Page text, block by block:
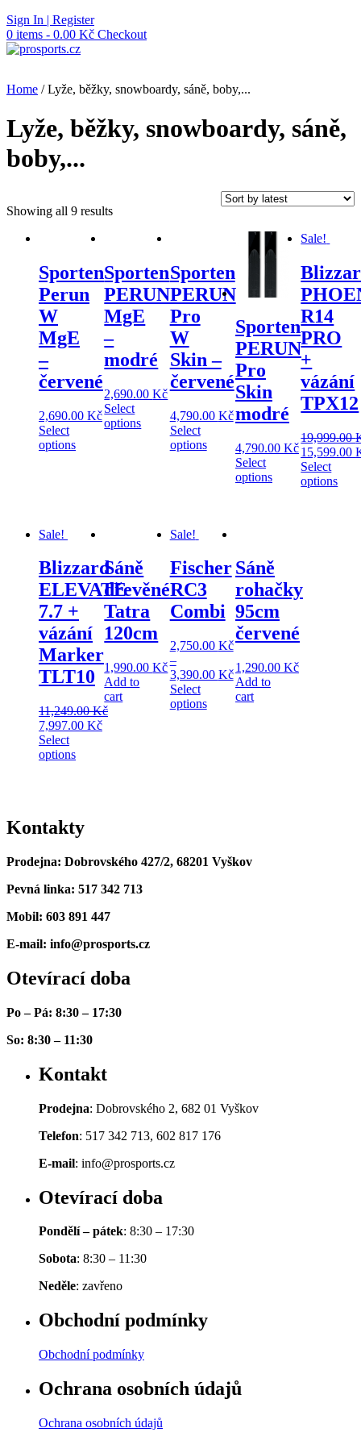
Skip
to
content
Sign In | Register
0 items - 0.00 Kč Checkout
Home / Lyže, běžky, snowboardy, sáně, boby,...
Lyže, běžky, snowboardy, sáně,
boby,...
Showing all 9 results
Sporten
Perun
W
MgE
–
červené
2,690.00 Kč
Select
options
Sporten
PERUN
MgE
–
modré
2,690.00Kč
Select
options
Sporten
PERUN
Pro
W
Skin –
červené
4,790.00 Kč
Select
options
Sporten
PERUN
Pro
Skin
modré
4,790.00 Kč
Select
options
Sale!
R14
PRO
+
vázání
TPX12
19,999.00
15,599.00
Select
options
Sale!
Blizzard
ELEVATE
7.7 +
vázání
Marker
TLT10
11,249.00Kč
7,997.00 Kč
Select
options
Sáně
dřevěné
Tatra
120cm
1,990.00Kč
Add to
cart
Sale!
Fischer
RC3
Combi
2,750.00 Kč
–
3,390.00 Kč
Select
options
Sáně
rohačky
95cm
červené
1,290.00 Kč
Add to
cart
Kontakty
Prodejna: Dobrovského 427/2, 68201 Vyškov
Pevná linka: 517 342 713
Mobil: 603 891 447
E-mail: info@prosports.cz
Otevírací doba
Po – Pá: 8:30 – 17:30
So: 8:30 – 11:30
Kontakt
Prodejna: Dobrovského 2, 682 01 Vyškov
Telefon: 517 342 713, 602 817 176
E-mail: info@prosports.cz
Otevírací doba
Pondělí – pátek: 8:30 – 17:30
Sobota: 8:30 – 11:30
Neděle: zavřeno
Obchodní podmínky
Obchodní podmínky
Ochrana osobních údajů
Ochrana osobních údajů